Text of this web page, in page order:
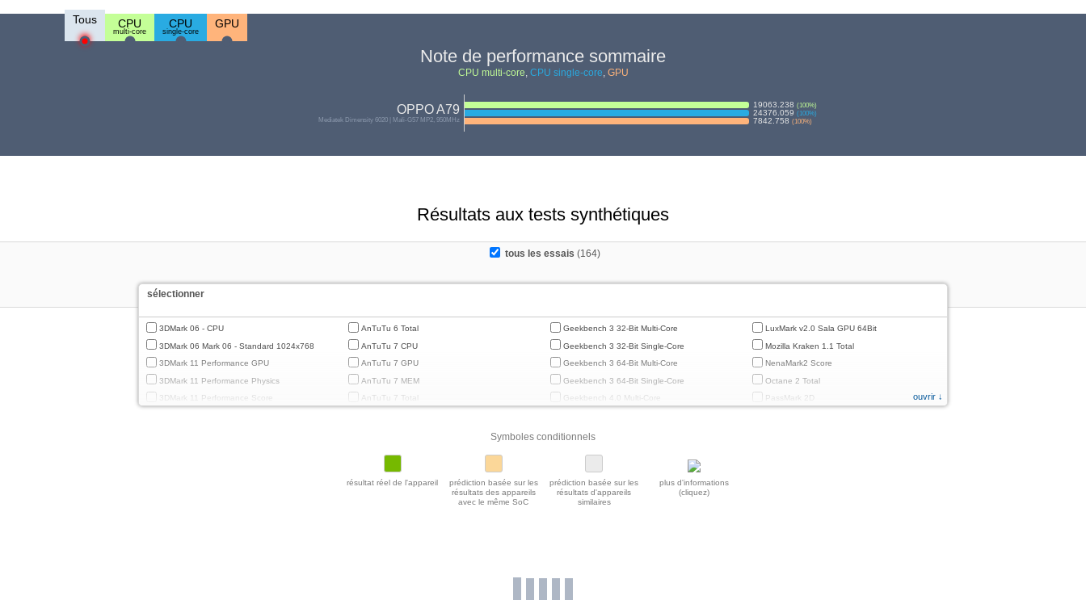
Tous CPU
multi-core
CPU
single-core
GPU
Note de performance sommaire
CPU multi-core, CPU single-core, GPU
OPPO A79
Mediatek Dimensity 6020 | Mali-G57 MP2, 950MHz
19063.238 (100%)
24376.059 (100%)
7842.758 (100%)
Résultats aux tests synthétiques
tous les essais (164)
sélectionner
3DMark 06 - CPU
3DMark 06 Mark 06 - Standard 1024x768
3DMark 11 Performance GPU
3DMark 11 Performance Physics
3DMark 11 Performance Score
AnTuTu 6 Total
AnTuTu 7 CPU
AnTuTu 7 GPU
AnTuTu 7 MEM
AnTuTu 7 Total
AnTuTu 8 Total
Geekbench 3 32-Bit Multi-Core
Geekbench 3 32-Bit Single-Core
Geekbench 3 64-Bit Multi-Core
Geekbench 3 64-Bit Single-Core
Geekbench 4.0 Multi-Core
Geekbench 4.4 Multi-Core
Geekbench 5 64-Bit Single-Core
Geekbench 5.1 / 5.2 64 Bit Multi-Core
LuxMark v2.0 Sala GPU 64Bit
Mozilla Kraken 1.1 Total
NenaMark2 Score
Octane 2 Total
PassMark 2D
ouvrir ↓
Symboles conditionnels
résultat réel de l'appareil
prédiction basée sur les
résultats des appareils
avec le même SoC
prédiction basée sur les
résultats d'appareils
similaires
plus d'informations
(cliquez)